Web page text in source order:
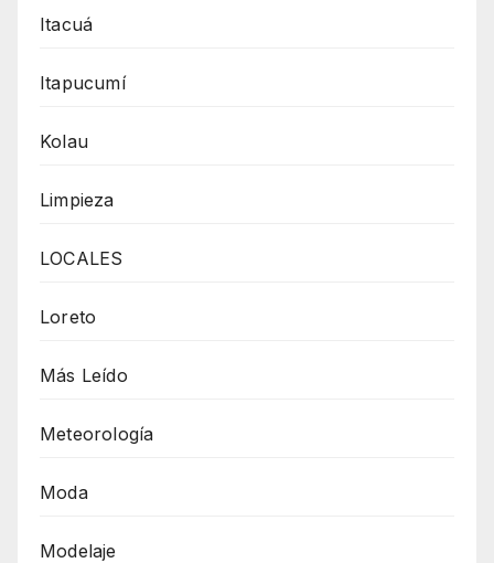
Itacuá
Itapucumí
Kolau
Limpieza
LOCALES
Loreto
Más Leído
Meteorología
Moda
Modelaje